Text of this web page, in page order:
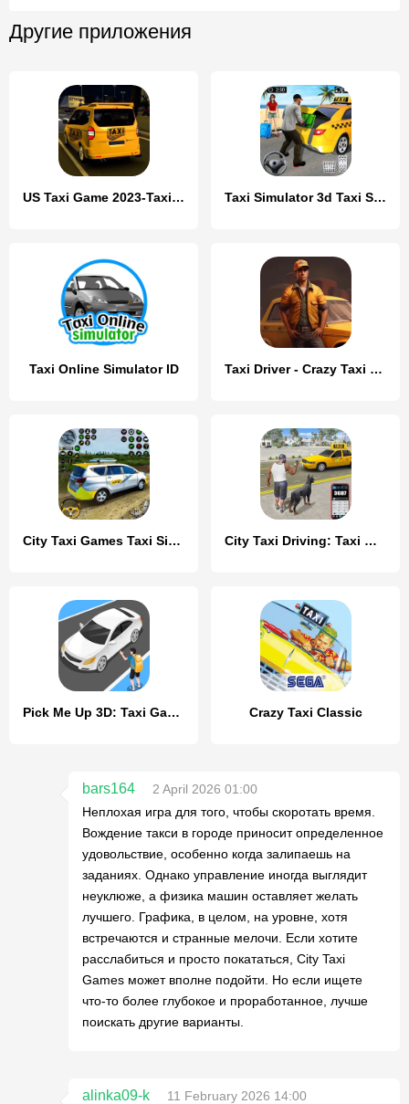
Другие приложения
US Taxi Game 2023-Taxi Driver Taxi Simulator 3d Taxi Sim
Taxi Online Simulator ID Taxi Driver - Crazy Taxi Games
City Taxi Games Taxi Simulator City Taxi Driving: Taxi Games
Pick Me Up 3D: Taxi Game Crazy Taxi Classic
bars164
2 April 2026 01:00
Неплохая игра для того, чтобы скоротать время.
Вождение такси в городе приносит определенное
удовольствие, особенно когда залипаешь на
заданиях. Однако управление иногда выглядит
неуклюже, а физика машин оставляет желать
лучшего. Графика, в целом, на уровне, хотя
встречаются и странные мелочи. Если хотите
расслабиться и просто покататься, City Taxi
Games может вполне подойти. Но если ищете
что-то более глубокое и проработанное, лучше
поискать другие варианты.
alinka09-k
11 February 2026 14:00